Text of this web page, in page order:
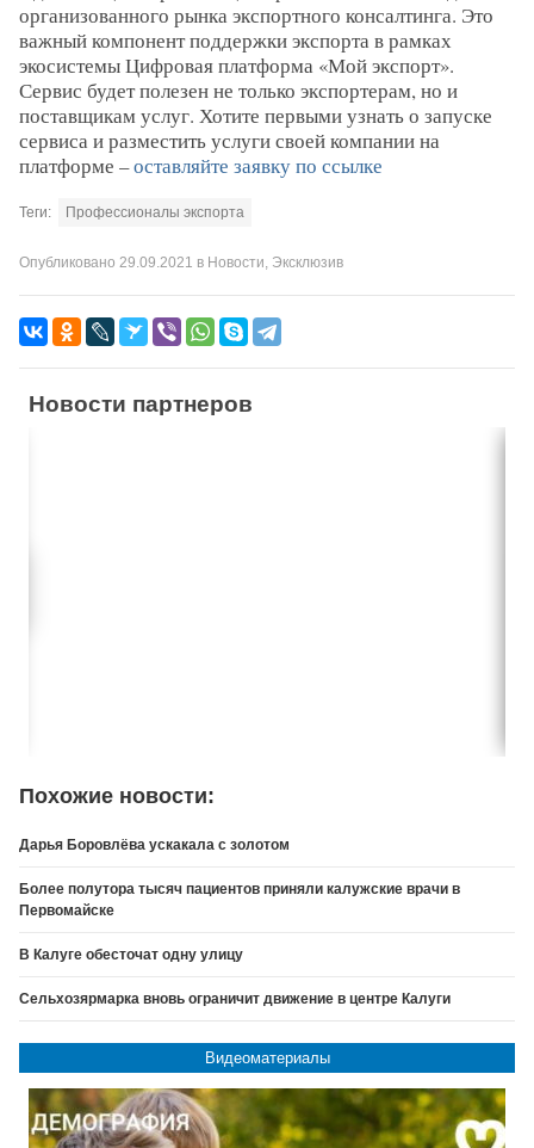
организованного рынка экспортного консалтинга. Это
важный компонент поддержки экспорта в рамках
экосистемы Цифровая платформа «Мой экспорт».
Сервис будет полезен не только экспортерам, но и
поставщикам услуг. Хотите первыми узнать о запуске
сервиса и разместить услуги своей компании на
платформе –оставляйте заявку по ссылке
Теги: Профессионалы экспорта
Опубликовано 29.09.2021 в Новости Эксклюзив
Новости партнеров
Похожие новости:
Дарья Боровлёва ускакала с золотом
Более полутора тысяч пациентов приняли калужские врачи в
Первомайске
В Калуге обесточат одну улицу
Сельхозярмарка вновь ограничит движение в центре Калуги
Видеоматериалы